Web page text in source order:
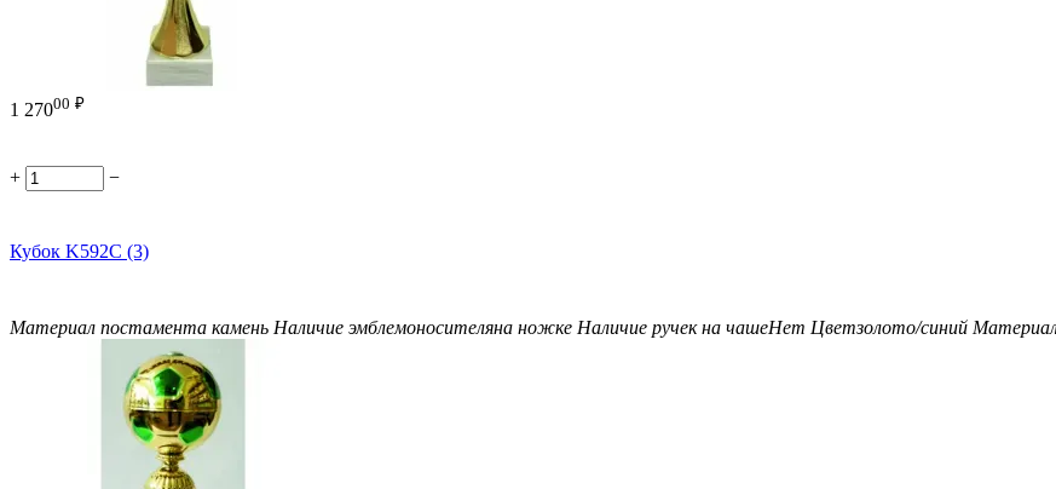
1 27000 ₽
+ −
Кубок K592C (3)
Материал постамента камень Наличие эмблемоносителяна ножке Наличие ручек на чашеНет Цветзолото/синий